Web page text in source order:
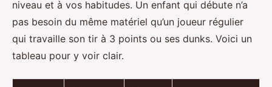
niveau et à vos habitudes. Un enfant qui débute n’a
pas besoin du même matériel qu’un joueur régulier
qui travaille son tir à 3 points ou ses dunks. Voici un
tableau pour y voir clair.